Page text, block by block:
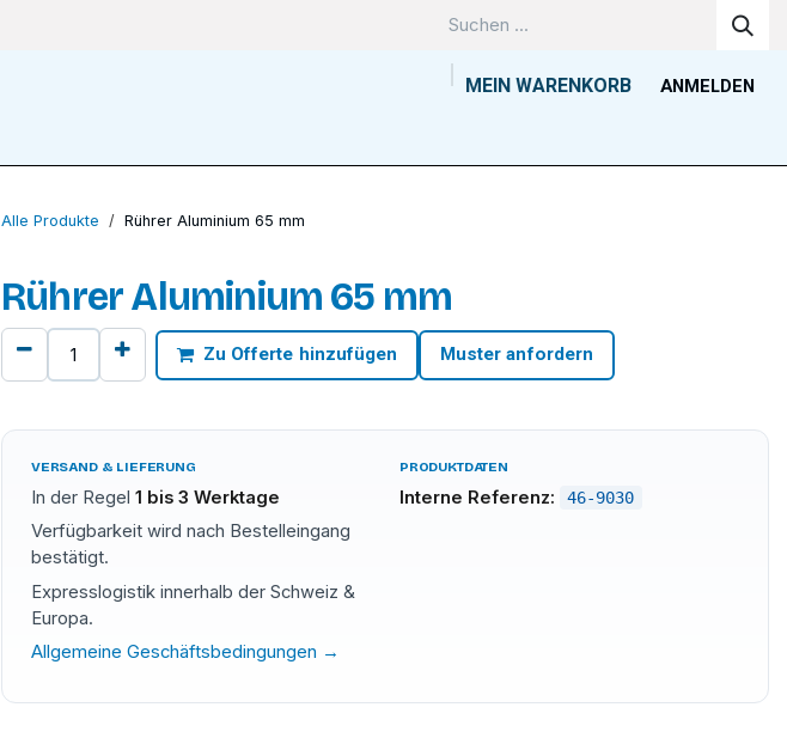
MEIN WARENKORB ANMELDEN
Alle Produkte Rührer Aluminium 65 mm
Rührer Aluminium 65 mm
Zu Offerte hinzufügen Muster anfordern
VERSAND & LIEFERUNG
In der Regel 1 bis 3 Werktage
Verfügbarkeit wird nach Bestelleingang
bestätigt.
Expresslogistik innerhalb der Schweiz &
Europa.
Allgemeine Geschäftsbedingungen →
PRODUKTDATEN
Interne Referenz: 46-9030